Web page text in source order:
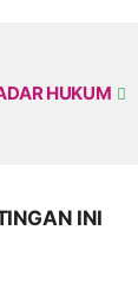
HUKUM
INI